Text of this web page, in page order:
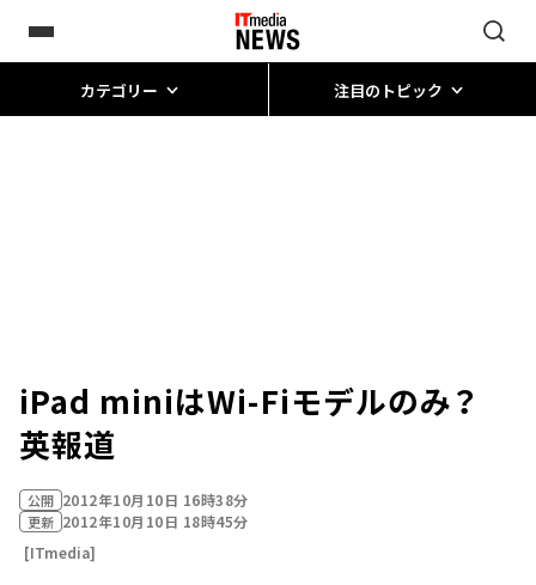
カテゴリー 注目のトピック
iPad miniはWi-Fiモデルのみ？
英報道
公開 2012年10月10日 16時38分
更新 2012年10月10日 18時45分
[ITmedia]